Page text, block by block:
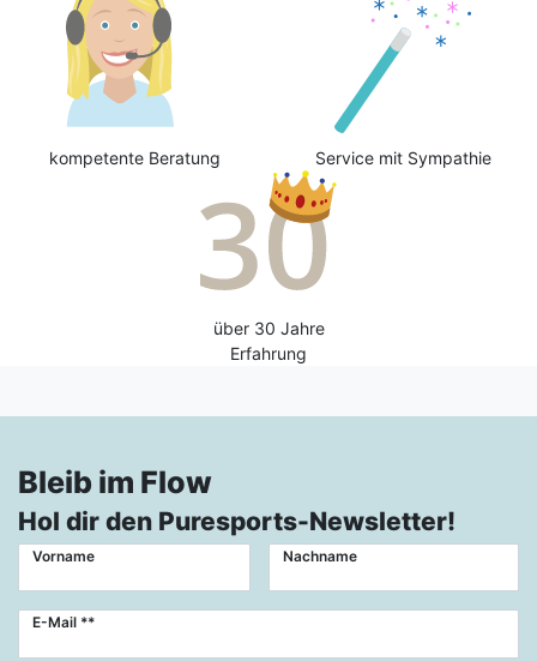
kompetente Beratung Service mit Sympathie
über 30 Jahre
Erfahrung
Bleib im Flow
Hol dir den Puresports-Newsletter!
Vorname Nachname
E-Mail **
Newsletter